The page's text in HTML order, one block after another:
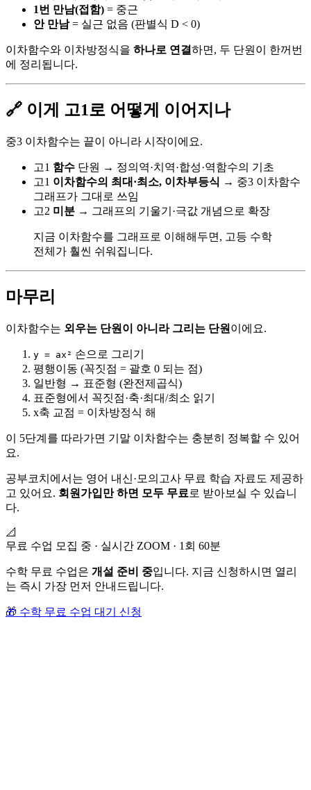
1번 만남(접함) = 중근
안 만남= 실근 없음 (판별식 D < 0)
이차함수와 이차방정식을 하나로 연결하면, 두 단원이 한꺼번
에 정리됩니다.
🔗 이게 고1로 어떻게 이어지나
중3 이차함수는 끝이 아니라 시작이에요.
고1 함수 단원 → 정의역·치역·합성·역함수의 기초
고1 이차함수의 최대·최소, 이차부등식 → 중3 이차함수
그래프가 그대로 쓰임
고2 미분 → 그래프의 기울기·극값 개념으로 확장
지금 이차함수를 그래프로 이해해두면, 고등 수학
전체가 훨씬 쉬워집니다.
마무리
이차함수는 외우는 단원이 아니라 그리는 단원 이에요.
y = ax² 손으로 그리기
평행이동 (꼭짓점 = 괄호 0 되는 점)
일반형 → 표준형 (완전제곱식)
표준형에서 꼭짓점·축·최대/최소 읽기
x축 교점 = 이차방정식 해
이 5단계를 따라가면 기말 이차함수는 충분히 정복할 수 있어
요.
공부코치에서는 영어 내신·모의고사 무료 학습 자료도 제공하
고 있어요. 회원가입만 하면 모두 무료 로 받아보실 수 있습니
다.
📐
무료 수업 모집 중 · 실시간 ZOOM · 1회 60분
수학 무료 수업은 개설 준비 중입니다. 지금 신청하시면 열리
는 즉시 가장 먼저 안내드립니다.
🎁 수학 무료 수업 대기 신청